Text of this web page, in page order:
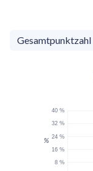
8 %
16 %
24 %
32 %
40 %
%